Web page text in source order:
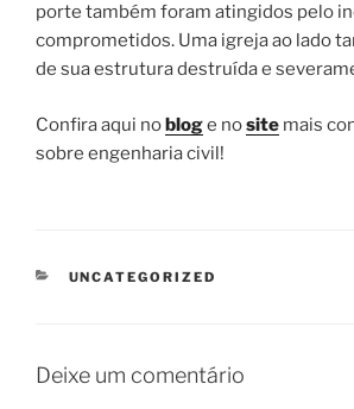
porte também foram atingidos pelo
comprometidos. Uma igreja ao lado
de sua estrutura destruída e
Confira aqui nobloge nosite mais
sobre engenharia civil!
CATEGORIAS
UNCATEGORIZED
Deixe um comentário